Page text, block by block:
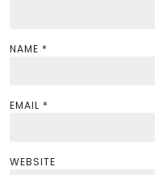
NAME *
EMAIL *
WEBSITE